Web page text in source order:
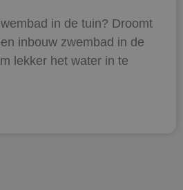
in de tuin? Droomt
inbouw zwembad in de
lekker het water in te